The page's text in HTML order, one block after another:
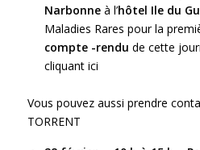
Narbonneà l’hôtel Ile du
Maladies Rares pour la
compte -rendu de cette
cliquant ici
Vous pouvez aussi prendre
TORRENT